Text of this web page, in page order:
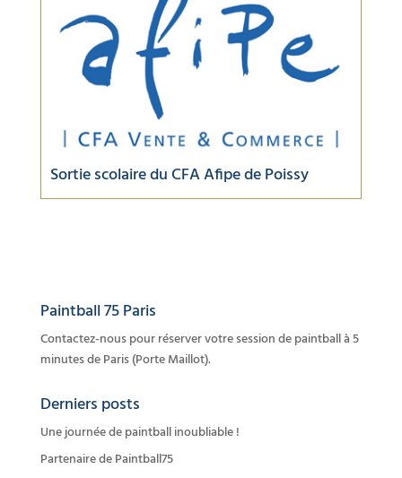
Sortie scolaire du CFA Afipe de Poissy
Paintball 75 Paris
Contactez-nous pour réserver votre session de paintball à 5
minutes de Paris (Porte Maillot).
Derniers posts
Une journée de paintball inoubliable !
Partenaire de Paintball75